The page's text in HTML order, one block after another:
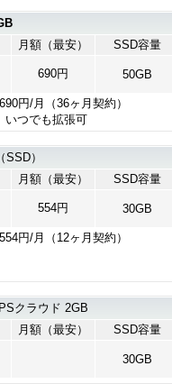
月額（最安） SSD容量
690円 50GB
円/月（36ヶ月契約）
いつでも拡張可
）
月額（最安） SSD容量
554円 30GB
円/月（12ヶ月契約）
クラウド 2GB
月額（最安） SSD容量
30GB